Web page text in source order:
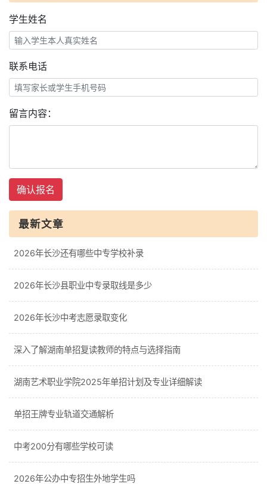
学生姓名
联系电话
留言内容：
确认报名
最新文章
2026年长沙还有哪些中专学校补录
2026年长沙县职业中专录取线是多少
2026年长沙中考志愿录取变化
深入了解湖南单招复读教师的特点与选择指南
湖南艺术职业学院2025年单招计划及专业详细解读
单招王牌专业轨道交通解析
中考200分有哪些学校可读
2026年公办中专招生外地学生吗